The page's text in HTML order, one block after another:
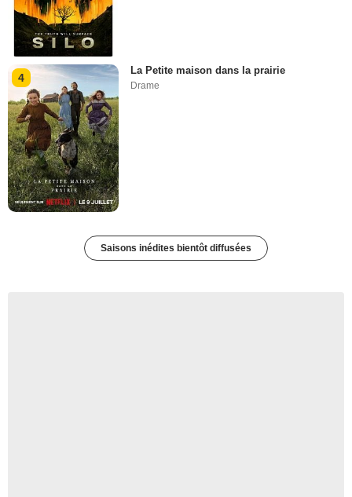
4
La Petite maison dans la prairie
Drame
Saisons inédites bientôt diffusées